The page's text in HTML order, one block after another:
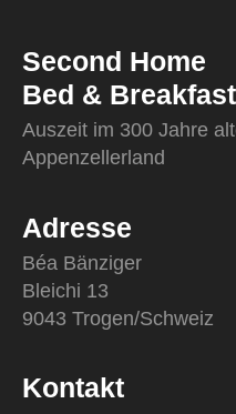
Second Home
Bed & Breakfast
Auszeit im 300 Jahre
Appenzellerland
Adresse
Béa Bänziger
Bleichi 13
9043 Trogen/Schweiz
Kontakt